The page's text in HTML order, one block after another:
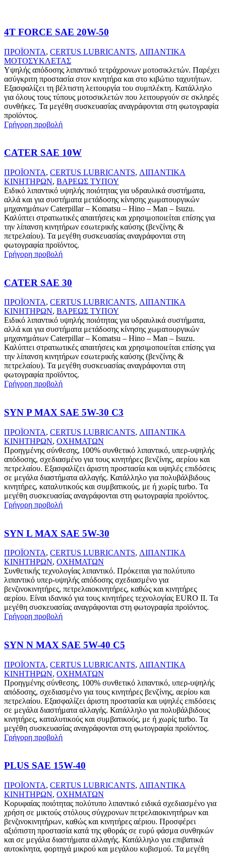
4T FORCE SAE 20W-50
ΠΡΟΪΟΝΤΑ, CERTUS LUBRICANTS, ΛΙΠΑΝΤΙΚΑ
ΜΟΤΟΣΥΚΛΕΤΑΣ
Υψηλής απόδοσης λιπαντικό τετράχρονων μοτοσικλετών. Παρέχει
ασύγκριτη προστασία στον κινητήρα και στο κιβώτιο ταχυτήτων.
Εξασφαλίζει τη βέλτιστη λειτουργία του συμπλέκτη. Κατάλληλο
για όλους τους τύπους μοτοσικλετών που λειτουργούν σε σκληρές
συνθήκες. Τα μεγέθη συσκευασίας αναγράφονται στη φωτογραφία
προϊόντος.
Γρήγορη προβολή
CATER SAE 10W
ΠΡΟΪΟΝΤΑ, CERTUS LUBRICANTS, ΛΙΠΑΝΤΙΚΑ
ΚΙΝΗΤΗΡΩΝ, ΒΑΡΕΩΣ ΤΥΠΟΥ
Ειδικό λιπαντικό υψηλής ποιότητας για υδραυλικά συστήματα,
αλλά και για συστήματα μετάδοσης κίνησης χωματουργικών
μηχανημάτων Caterpillar – Komatsu – Hino – Man – Isuzu.
Καλύπτει στρατιωτικές απαιτήσεις και χρησιμοποιείται επίσης για
την λίπανση κινητήρων εσωτερικής καύσης (βενζίνης &
πετρελαίου). Τα μεγέθη συσκευασίας αναγράφονται στη
φωτογραφία προϊόντος.
Γρήγορη προβολή
CATER SAE 30
ΠΡΟΪΟΝΤΑ, CERTUS LUBRICANTS, ΛΙΠΑΝΤΙΚΑ
ΚΙΝΗΤΗΡΩΝ, ΒΑΡΕΩΣ ΤΥΠΟΥ
Ειδικό λιπαντικό υψηλής ποιότητας για υδραυλικά συστήματα,
αλλά και για συστήματα μετάδοσης κίνησης χωματουργικών
μηχανημάτων Caterpillar – Komatsu – Hino – Man – Isuzu.
Καλύπτει στρατιωτικές απαιτήσεις και χρησιμοποιείται επίσης για
την λίπανση κινητήρων εσωτερικής καύσης (βενζίνης &
πετρελαίου). Τα μεγέθη συσκευασίας αναγράφονται στη
φωτογραφία προϊόντος.
Γρήγορη προβολή
SYN P MAX SAE 5W-30 C3
ΠΡΟΪΟΝΤΑ, CERTUS LUBRICANTS, ΛΙΠΑΝΤΙΚΑ
ΚΙΝΗΤΗΡΩΝ, ΟΧΗΜΑΤΩΝ
Προηγμένης σύνθεσης, 100% συνθετικό λιπαντικό, υπερ-υψηλής
απόδοσης, σχεδιασμένο για τους κινητήρες βενζίνης, αερίου και
πετρελαίου. Εξασφαλίζει άριστη προστασία και υψηλές επιδόσεις
σε μεγάλα διαστήματα αλλαγής. Κατάλληλο για πολυβάλβιδους
κινητήρες, καταλυτικούς και συμβατικούς, με ή χωρίς turbo. Τα
μεγέθη συσκευασίας αναγράφονται στη φωτογραφία προϊόντος.
Γρήγορη προβολή
SYN L MAX SAE 5W-30
ΠΡΟΪΟΝΤΑ, CERTUS LUBRICANTS, ΛΙΠΑΝΤΙΚΑ
ΚΙΝΗΤΗΡΩΝ, ΟΧΗΜΑΤΩΝ
Συνθετικής τεχνολογίας λιπαντικό. Πρόκειται για πολύτυπο
λιπαντικό υπερ-υψηλής απόδοσης σχεδιασμένο για
βενζινοκινητήρες, πετρελαιοκινητήρες, καθώς και κινητήρες
αερίου. Είναι ιδανικό για τους κινητήρες τεχνολογίας EURO II. Τα
μεγέθη συσκευασίας αναγράφονται στη φωτογραφία προϊόντος.
Γρήγορη προβολή
SYN N MAX SAE 5W-40 C5
ΠΡΟΪΟΝΤΑ, CERTUS LUBRICANTS, ΛΙΠΑΝΤΙΚΑ
ΚΙΝΗΤΗΡΩΝ, ΟΧΗΜΑΤΩΝ
Προηγμένης σύνθεσης, 100% συνθετικό λιπαντικό, υπερ-υψηλής
απόδοσης, σχεδιασμένο για τους κινητήρες βενζίνης, αερίου και
πετρελαίου. Εξασφαλίζει άριστη προστασία και υψηλές επιδόσεις
σε μεγάλα διαστήματα αλλαγής. Κατάλληλο για πολυβάλβιδους
κινητήρες, καταλυτικούς και συμβατικούς, με ή χωρίς turbo. Τα
μεγέθη συσκευασίας αναγράφονται στη φωτογραφία προϊόντος.
Γρήγορη προβολή
PLUS SAE 15W-40
ΠΡΟΪΟΝΤΑ, CERTUS LUBRICANTS, ΛΙΠΑΝΤΙΚΑ
ΚΙΝΗΤΗΡΩΝ, ΟΧΗΜΑΤΩΝ
Κορυφαίας ποιότητας πολύτυπο λιπαντικό ειδικά σχεδιασμένο για
χρήση σε μικτούς στόλους σύγχρονων πετρελαιοκινητήρων και
βενζινοκινητήρων, καθώς και κινητήρες αέριου. Προσφέρει
αξιόπιστη προστασία κατά της φθοράς σε ευρύ φάσμα συνθηκών
και σε μεγάλα διαστήματα αλλαγής. Κατάλληλο για επιβατικά
αυτοκίνητα, φορτηγά μικρού και μεγάλου κυβισμού. Τα μεγέθη